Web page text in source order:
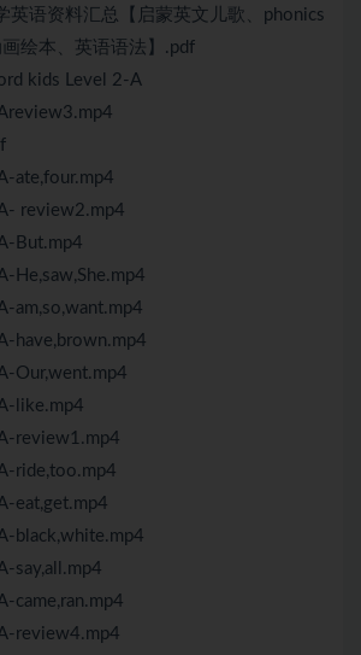
语资料汇总【启蒙英文儿歌、phonics
绘本、英语语法】.pdf
kids Level 2-A
ate,four.mp4
review2.mp4
But.mp4
have,brown.mp4
Our,went.mp4
like.mp4
review1.mp4
ride,too.mp4
eat,get.mp4
black,white.mp4
say,all.mp4
review4.mp4